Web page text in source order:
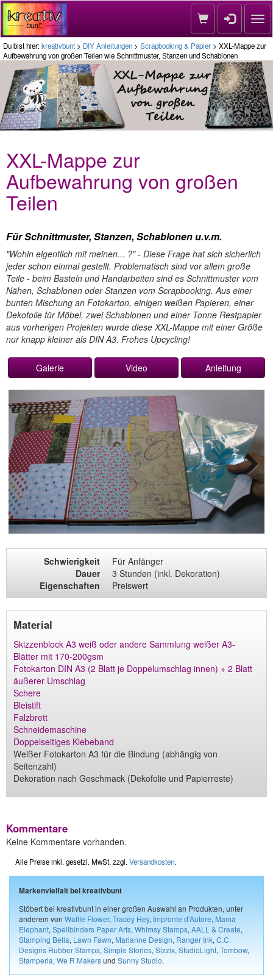
Du bist hier:kreativbunt > DIY Anleitungen > Scrapbooking & Papier > XXL-Mappe zur
Aufbewahrung von großen Teilen wie Schnittmuster, Stanzen und Schablonen
XXL-Mappe zur
Aufbewahrung von großen
Teilen
Für Schnittmuster, Stanzen, Schablonen u.v.m.
"Wohin eigentlich mit meinen... ?" - Diese Frage hat sich sicherlich
jeder schon einmal gestellt. Problematisch sind vor allem große
Teile - beim Basteln und Handarbeiten sind es Schnittmuster vom
Nähen, Schablonen oder Stanzen vom Scrapbooking. Aus einer
bunten Mischung an Fotokarton, einigen weißen Papieren, einer
Dekofolie für Möbel, zwei Schablonen und einer Tonne Restpapier
aus vorherigen Projekten wurde diese XXL-Mappe mit einer Größe
nur knapp kleiner als DIN A3. Frohes Upcycling!
Galerie Video Anleitung
Next
Schwierigkeit
Für Anfänger
Dauer
3 Stunden (inkl. Dekoration)
Eigenschaften
Preiswert
Material
Skizzenblock A3 weiß oder andere Sammlung weißer A3-
Blätter mit 170-200gsm
Fotokarton DIN A3 (2 Blatt je Doppelumschlag innen) + 2 Blatt
äußerer Umschlag
Schere
Bleistift
Falzbrett
Schneidemaschine
Doppelseitiges Klebeband
Weißer Fotokarton A3 für die Bindung (abhängig von
Seitenzahl)
Dekoration nach Geschmack (Dekofolie und Papierreste)
Kommentare
Keine Kommentare vorhanden.
Alle Preise inkl. gesetzl. MwSt, zzgl.Versandkosten.
Markenvielfalt bei kreativbunt
Stöbert bei kreativbunt in einer großen Auswahl an Produkten, unter
anderem von Waffle Flower, Tracey Hey, Impronte d'Autore, Mama
Elephant, Spellbinders Paper Arts, Whimsy Stamps, AALL & Create,
Stamping Bella, Lawn Fawn, Marianne Design, Ranger Ink, C.C.
Designs Rubber Stamps, Simple Stories, Sizzix, StudioLight, Tombow,
Stamperia, We R Makersund Sunny Studio.